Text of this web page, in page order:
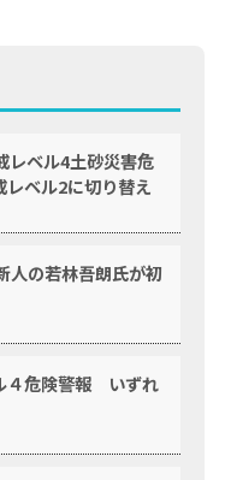
レベル4土砂災害危
ベル2に切り替え
人の若林吾朗氏が初
４危険警報 いずれ